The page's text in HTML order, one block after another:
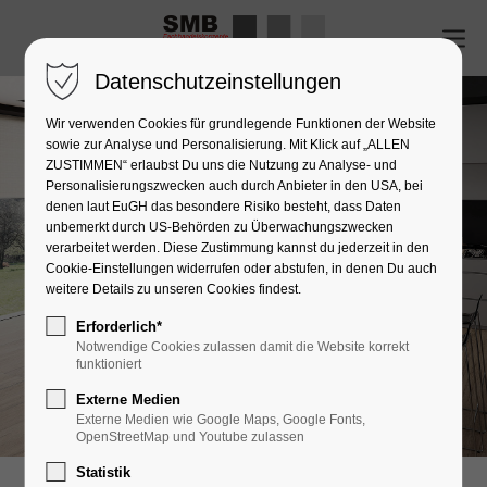
Datenschutzeinstellungen
Wir verwenden Cookies für grundlegende Funktionen der Website
sowie zur Analyse und Personalisierung. Mit Klick auf „ALLEN
ZUSTIMMEN“ erlaubst Du uns die Nutzung zu Analyse- und
Personalisierungszwecken auch durch Anbieter in den USA, bei
denen laut EuGH das besondere Risiko besteht, dass Daten
unbemerkt durch US-Behörden zu Überwachungszwecken
verarbeitet werden. Diese Zustimmung kannst du jederzeit in den
Cookie-Einstellungen widerrufen oder abstufen, in denen Du auch
weitere Details zu unseren Cookies findest.
Erforderlich*
Notwendige Cookies zulassen damit die Website korrekt
funktioniert
Externe Medien
Externe Medien wie Google Maps, Google Fonts,
OpenStreetMap und Youtube zulassen
Statistik